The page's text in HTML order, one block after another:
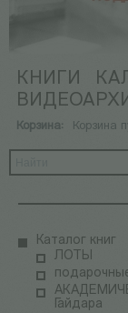
КНИГИ
Корзина: Корзина
Каталог книг
ЛОТЫ
Гайдара